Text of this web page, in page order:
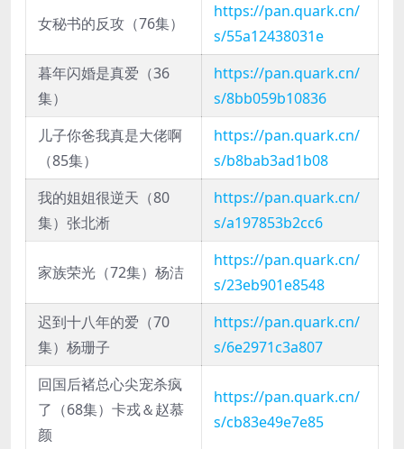
女秘书的反攻（76集）
https://pan.quark.cn/
s/55a12438031e
暮年闪婚是真爱（36
集）
https://pan.quark.cn/
s/8bb059b10836
儿子你爸我真是大佬啊
（85集）
https://pan.quark.cn/
s/b8bab3ad1b08
我的姐姐很逆天（80
集）张北淅
https://pan.quark.cn/
s/a197853b2cc6
家族荣光（72集）杨洁
https://pan.quark.cn/
s/23eb901e8548
迟到十八年的爱（70
集）杨珊子
https://pan.quark.cn/
s/6e2971c3a807
回国后褚总心尖宠杀疯
了（68集）卡戎＆赵慕
颜
https://pan.quark.cn/
s/cb83e49e7e85